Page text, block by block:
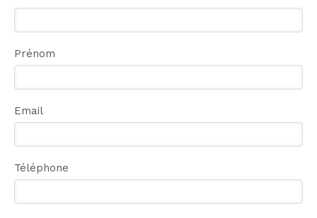
Prénom
Email
Téléphone